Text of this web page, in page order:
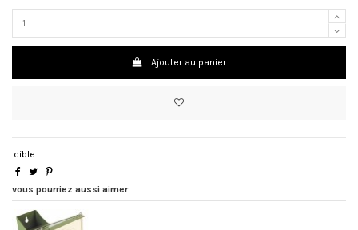
Ajouter au panier
cible
vous pourriez aussi aimer